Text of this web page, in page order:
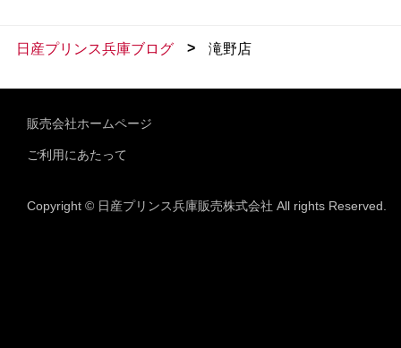
日産プリンス兵庫ブログ > 滝野店
販売会社ホームページ
ご利用にあたって
Copyright © 日産プリンス兵庫販売株式会社 All rights Reserved.